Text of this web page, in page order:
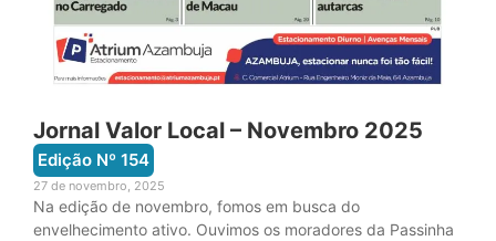
Jornal Valor Local – Novembro 2025
Edição Nº 154
27 de novembro, 2025
Na edição de novembro, fomos em busca do
envelhecimento ativo. Ouvimos os moradores da Passinha